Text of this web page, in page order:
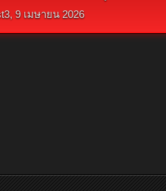
, 9 เมษายน 2026